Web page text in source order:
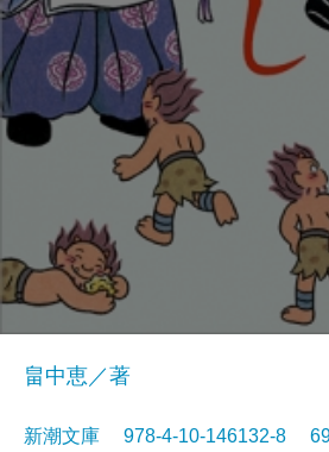
畠中恵／著
新潮文庫 978-4-10-146132-8